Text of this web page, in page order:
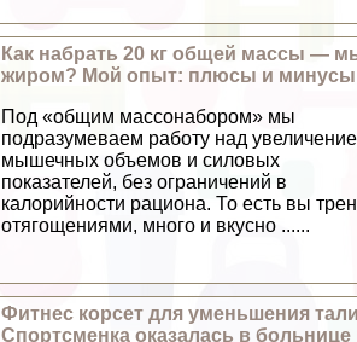
Как набрать 20 кг общей массы —
жиром? Мой опыт: плюсы и минусы
Под «общим массонабором» мы
подразумеваем работу над
мышечных объемов и силовых
показателей, без ограничений в
калорийности рациона. То есть вы
отягощениями, много и вкусно ......
Фитнес корсет для уменьшения
Спортсменка оказалась в больнице